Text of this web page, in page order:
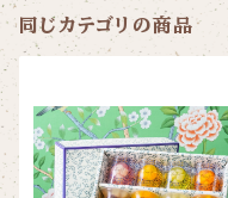
同じカテゴリの商品